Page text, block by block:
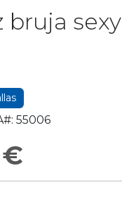
bruja sexy
55006
€